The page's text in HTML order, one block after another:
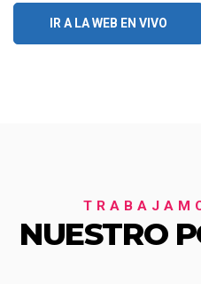
IR A LA WEB EN VIVO
NUESTRO